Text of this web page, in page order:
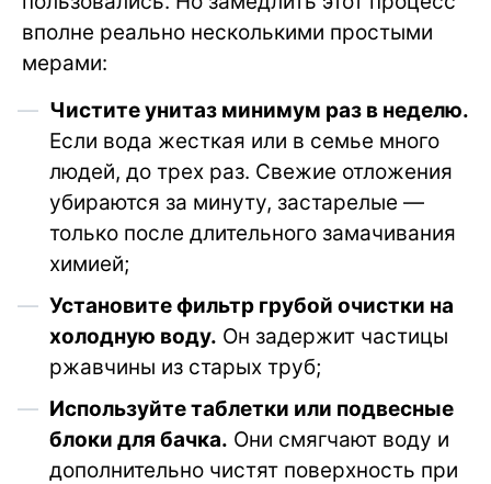
вполне реально несколькими простыми
мерами:
Чистите унитаз минимум раз в неделю.
Если вода жесткая или в семье много
людей, до трех раз. Свежие отложения
убираются за минуту, застарелые —
только после длительного замачивания
химией;
Установите фильтр грубой очистки на
холодную воду. Он задержит частицы
ржавчины из старых труб;
Используйте таблетки или подвесные
блоки для бачка. Они смягчают воду и
дополнительно чистят поверхность при